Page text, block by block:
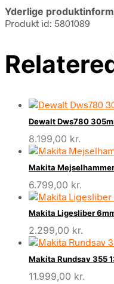
Yderlige
Produkt id: 5801089
Dewalt Dws780
8.199,00 kr.
Makita
6.799,00 kr.
Makita Ligesliber
2.299,00 kr.
Makita Rundsav 355
11.999,00 kr.